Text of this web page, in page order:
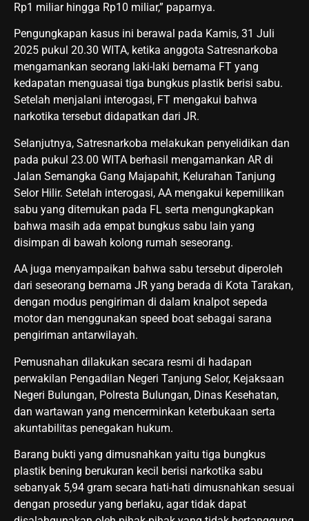
Rp1 miliar hingga Rp10 miliar,” paparnya.
Pengungkapan kasus ini berawal pada Kamis, 31 Juli
2025 pukul 20.30 WITA, ketika anggota Satresnarkoba
mengamankan seorang laki-laki bernama FT yang
kedapatan menguasai tiga bungkus plastik berisi sabu.
Setelah menjalani interogasi, FT mengakui bahwa
narkotika tersebut didapatkan dari JR.
Selanjutnya, Satresnarkoba melakukan penyelidikan dan
pada pukul 23.00 WITA berhasil mengamankan AR di
Jalan Semangka Gang Majapahit, Kelurahan Tanjung
Selor Hilir. Setelah interogasi, AA mengakui kepemilikan
sabu yang ditemukan pada FL serta mengungkapkan
bahwa masih ada empat bungkus sabu lain yang
disimpan di bawah kolong rumah seseorang.
AA juga menyampaikan bahwa sabu tersebut diperoleh
dari seseorang bernama JR yang berada di Kota Tarakan,
dengan modus pengiriman di dalam knalpot sepeda
motor dan menggunakan speed boat sebagai sarana
pengiriman antarwilayah.
Pemusnahan dilakukan secara resmi di hadapan
perwakilan Pengadilan Negeri Tanjung Selor, Kejaksaan
Negeri Bulungan, Polresta Bulungan, Dinas Kesehatan,
dan wartawan yang mencerminkan keterbukaan serta
akuntabilitas penegakan hukum.
Barang bukti yang dimusnahkan yaitu tiga bungkus
plastik bening berukuran kecil berisi narkotika sabu
sebanyak 5,94 gram secara hati-hati dimusnahkan sesuai
dengan prosedur yang berlaku, agar tidak dapat